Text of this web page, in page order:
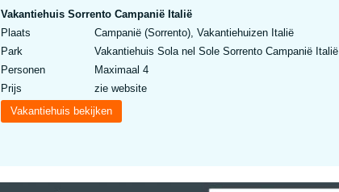
Vakantiehuis Sorrento Campanië Italië
Plaats
Campanië (Sorrento), Vakantiehuizen Italië
Park
Vakantiehuis Sola nel Sole Sorrento Campanië Italië
Personen
Maximaal 4
Prijs
zie website
Vakantiehuis bekijken